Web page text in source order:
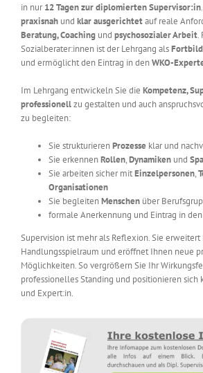
in nur12 Tagen zur diplomierten Supervisor:in.
praxisnahund klar ausgerichtetauf reale
Beratung, Coaching und psychosozialer Arbeit.
Sozialberater:innen ist der Lehrgang als
und ermöglicht den Eintrag in denWKO-
Im Lehrgang entwickeln Sie die Kompetenz,
professionellzu gestalten und auch
zu begleiten:
Sie strukturierenProzesse klar und
Sie erkennenRollen,Dynamikenund
Sie arbeiten sicher mitEinzelpersonen,
Organisationen
Sie begleitenMenschenüber
formale Anerkennung und Eintrag in den
Supervision ist mehr als Reflexion. Sie erweitert
Handlungsspielraum und eröffnet Ihnen neue
Möglichkeiten. So vergrößern Sie Ihr
professionelles Standing und positionieren sich
und Expert:in.